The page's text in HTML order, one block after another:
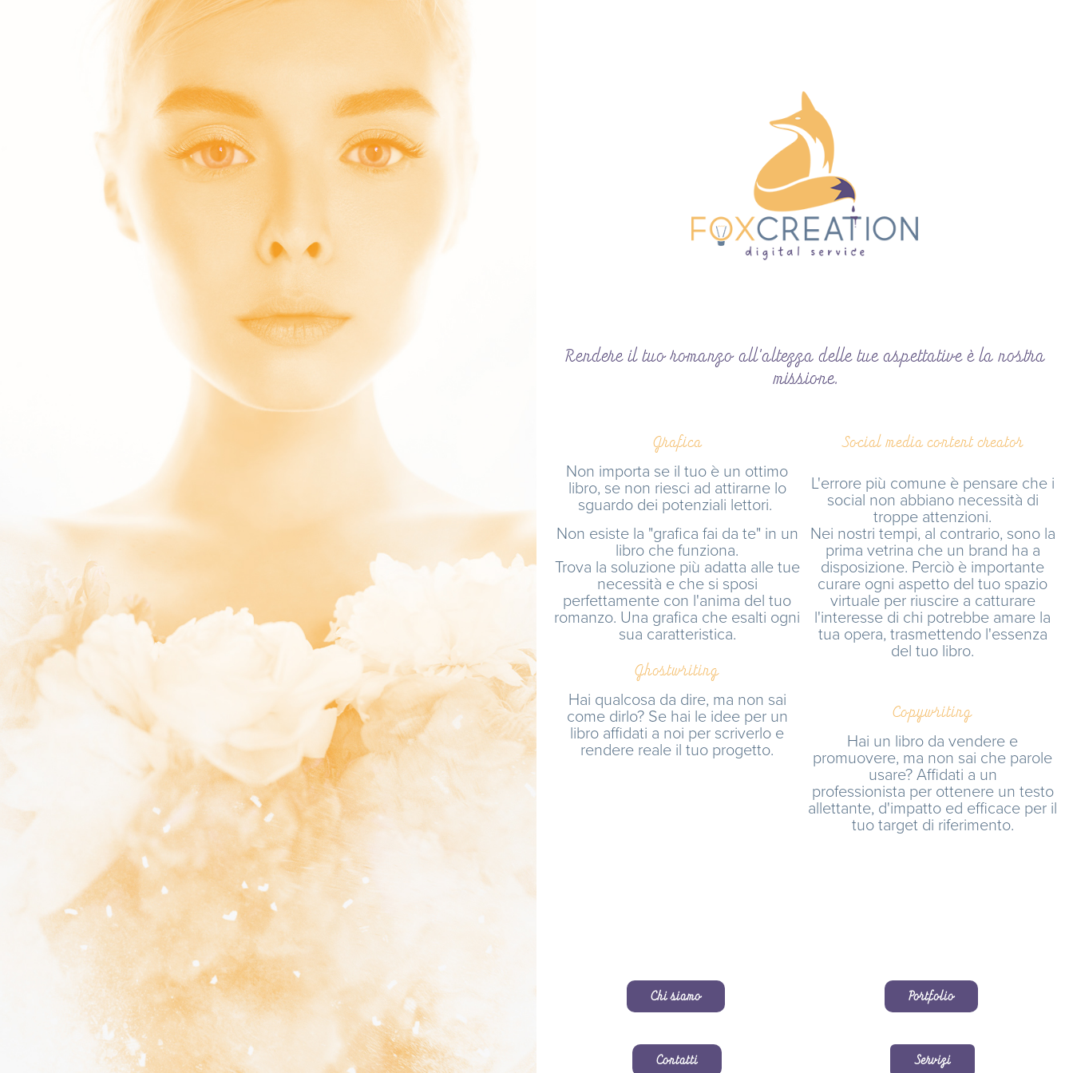
Rendere il tuo romanzo all'altezza delle tue aspettative è la nostra
missione.
Grafica
Non importa se il tuo è un ottimo
libro, se non riesci ad attirarne lo
sguardo dei potenziali lettori.
Non esiste la "grafica fai da te" in un
libro che funziona.
Trova la soluzione più adatta alle tue
necessità e che si sposi
perfettamente con l'anima del tuo
romanzo. Una grafica che esalti ogni
sua caratteristica.
Ghostwriting
Hai qualcosa da dire, ma non sai
come dirlo? Se hai le idee per un
libro affidati a noi per scriverlo e
rendere reale il tuo progetto.
Social media content creator
L'errore più comune è pensare che i
social non abbiano necessità di
troppe attenzioni.
Nei nostri tempi, al contrario, sono la
prima vetrina che un brand ha a
disposizione. Perciò è importante
curare ogni aspetto del tuo spazio
virtuale per riuscire a catturare
l'interesse di chi potrebbe amare la
tua opera, trasmettendo l'essenza
del tuo libro.
Copywriting
Hai un libro da vendere e
promuovere, ma non sai che parole
usare? Affidati a un
professionista per ottenere un testo
allettante, d'impatto ed efficace per il
tuo target di riferimento.
Chi siamo Portfolio
Contatti Servizi